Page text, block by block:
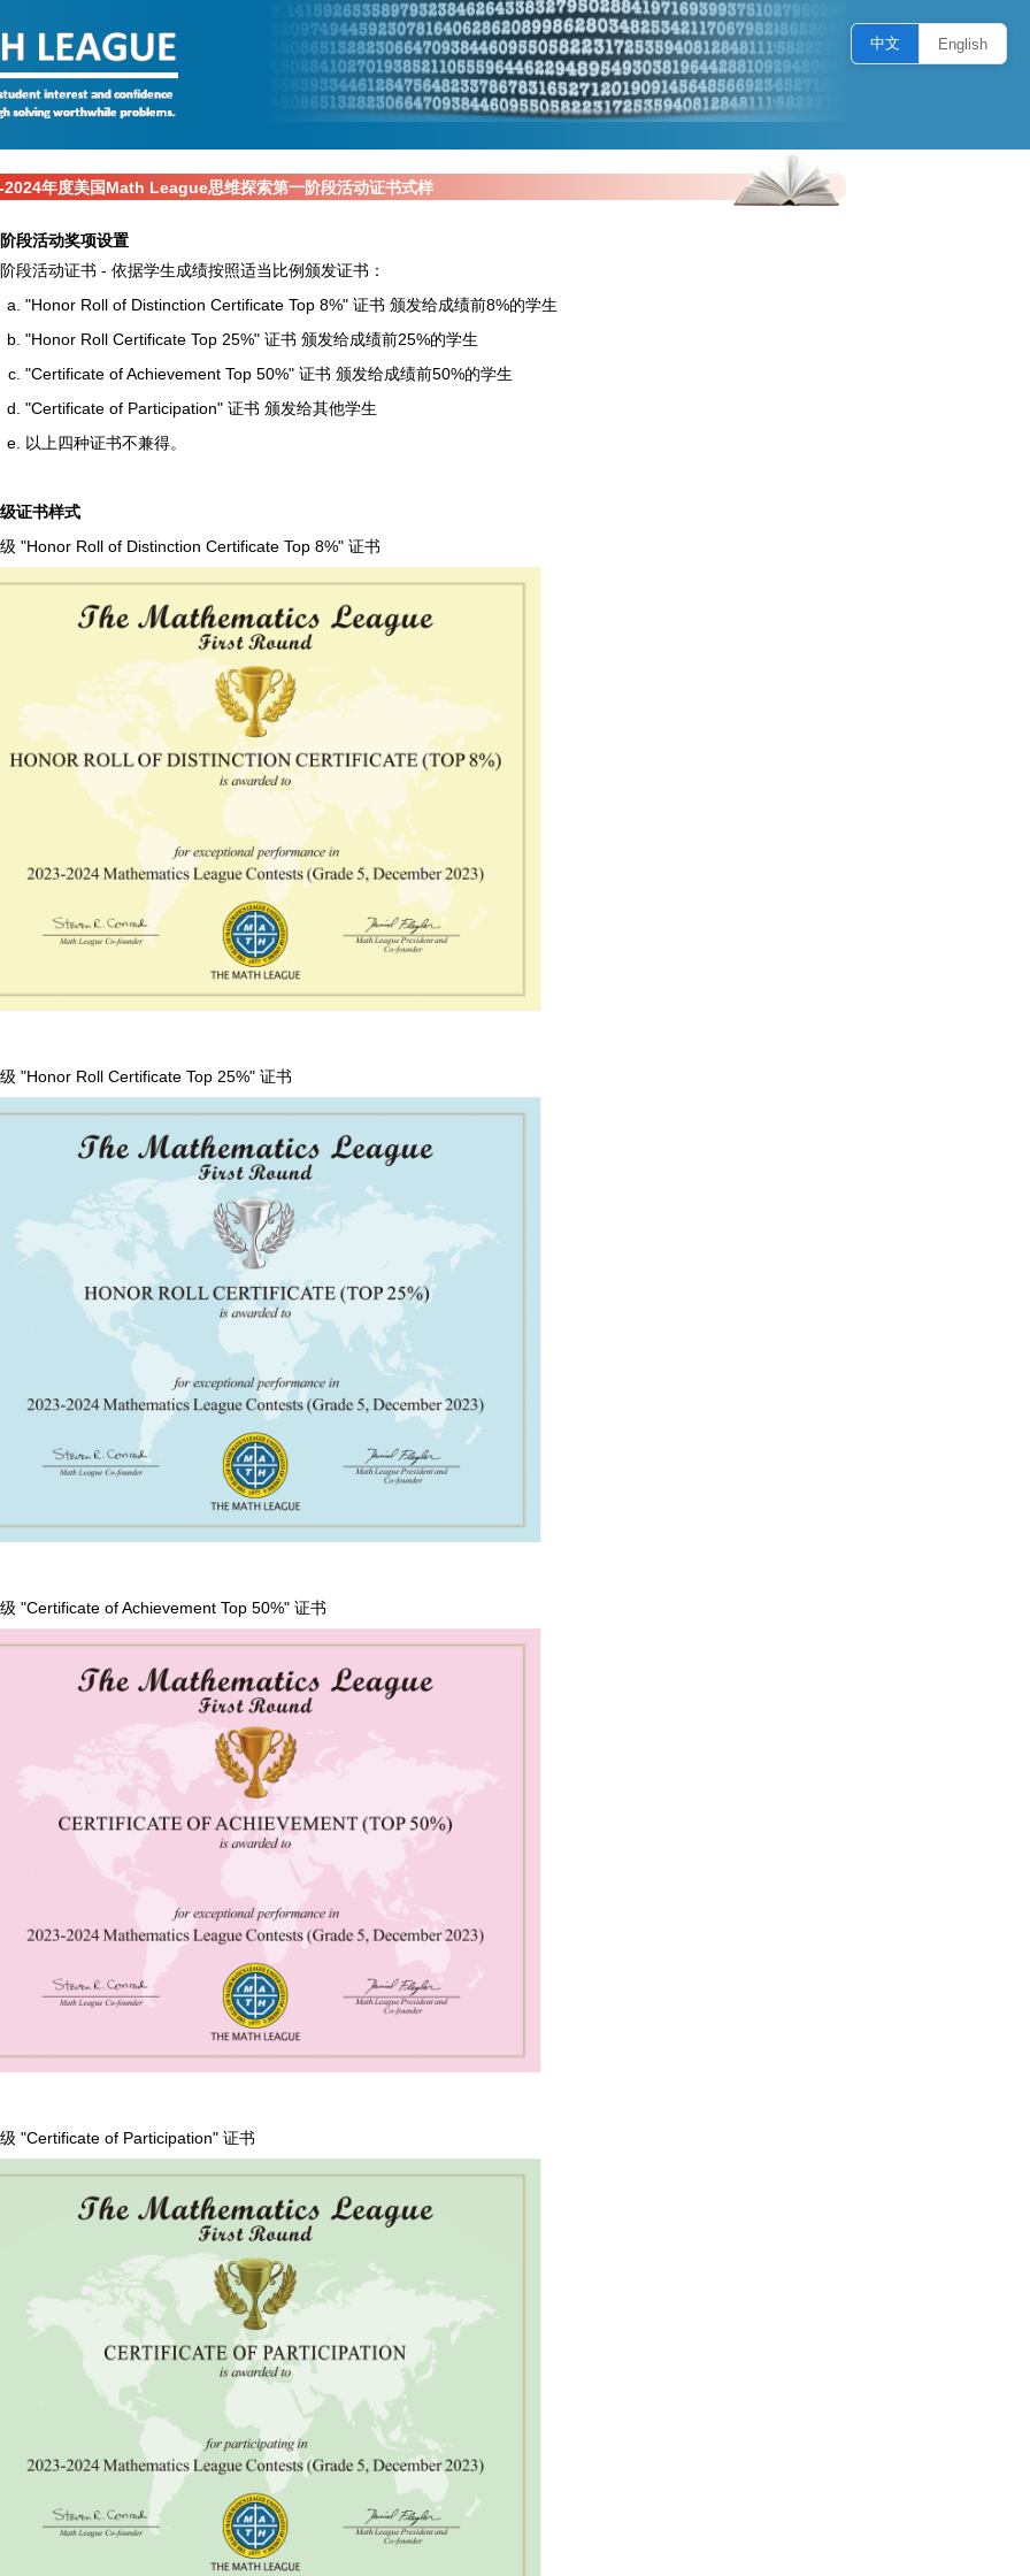
中文 English
2024年度美国Math League思维探索第一阶段活动证书式样
段活动奖项设置
段活动证书 - 依据学生成绩按照适当比例颁发证书：
"Honor Roll of Distinction Certificate Top 8%" 证书 颁发给成绩前8%的学生
"Honor Roll Certificate Top 25%" 证书 颁发给成绩前25%的学生
"Certificate of Achievement Top 50%" 证书 颁发给成绩前50%的学生
"Certificate of Participation" 证书 颁发给其他学生
以上四种证书不兼得。
证书样式
"Honor Roll of Distinction Certificate Top 8%" 证书
"Honor Roll Certificate Top 25%" 证书
"Certificate of Achievement Top 50%" 证书
"Certificate of Participation" 证书